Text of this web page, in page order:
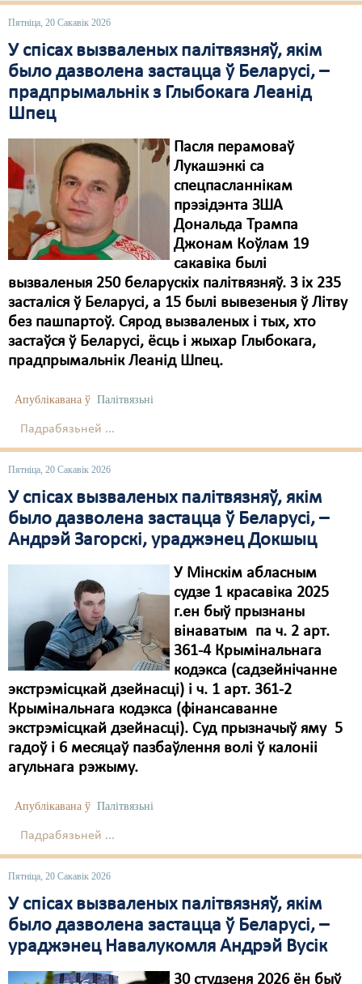
Пятніца, 20 Сакавік 2026
У спісах вызваленых палітвязняў, якім
было дазволена застацца ў Беларусі, –
прадпрымальнік з Глыбокага Леанід
Шпец
Пасля перамоваў
Лукашэнкі са
спецпасланнікам
прэзідэнта ЗША
Дональда Трампа
Джонам Коўлам 19
сакавіка былі
вызваленыя 250 беларускіх палітвязняў. З іх 235
засталіся ў Беларусі, а 15 былі вывезеныя ў Літву
без пашпартоў. Сярод вызваленых і тых, хто
застаўся ў Беларусі, ёсць і жыхар Глыбокага,
прадпрымальнік Леанід Шпец.
Апублікавана ў Палітвязьні
Падрабязьней ...
Пятніца, 20 Сакавік 2026
У спісах вызваленых палітвязняў, якім
было дазволена застацца ў Беларусі, –
Андрэй Загорскі, ураджэнец Докшыц
У Мінскім абласным
судзе 1 красавіка 2025
г.ен быў прызнаны
вінаватым па ч. 2 арт.
361-4 Крымінальнага
кодэкса (садзейнічанне
экстрэмісцкай дзейнасці) і ч. 1 арт. 361-2
Крымінальнага кодэкса (фінансаванне
экстрэмісцкай дзейнасці). Суд прызначыў яму 5
гадоў і 6 месяцаў пазбаўлення волі ў калоніі
агульнага рэжыму.
Апублікавана ў Палітвязьні
Падрабязьней ...
Пятніца, 20 Сакавік 2026
У спісах вызваленых палітвязняў, якім
было дазволена застацца ў Беларусі, –
ураджэнец Навалукомля Андрэй Вусік
30 студзеня 2026 ён быў